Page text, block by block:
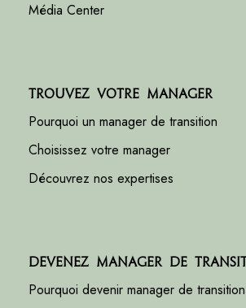
Média Center
Trouvez votre manager
Pourquoi un manager de transition
Choisissez votre manager
Découvrez nos expertises
Devenez manager de
Pourquoi devenir manager de transition